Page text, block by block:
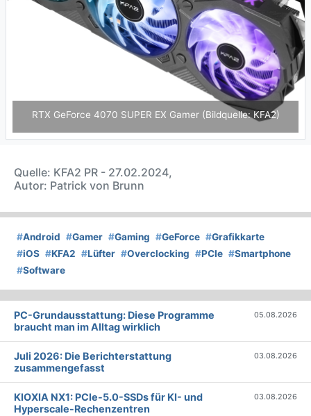
RTX GeForce 4070 SUPER EX Gamer (Bildquelle: KFA2)
Previous Next
Quelle: KFA2 PR - 27.02.2024,
Autor: Patrick von Brunn
#Android #Gamer #Gaming #GeForce #Grafikkarte
#iOS #KFA2 #Lüfter #Overclocking #PCIe #Smartphone
#Software
PC-Grundausstattung: Diese Programme
braucht man im Alltag wirklich
05.08.2026
Juli 2026: Die Bericht­erstattung
zusammengefasst
03.08.2026
KIOXIA NX1: PCIe-5.0-SSDs für KI- und
Hyperscale-Rechenzentren
03.08.2026